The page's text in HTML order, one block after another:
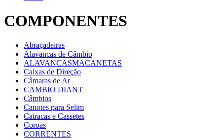
COMPONENTES
Abraçadeiras
Alavancas de Câmbio
ALAVANCASMACANETAS
Caixas de Direção
Câmaras de Ar
CAMBIO DIANT
Câmbios
Canotes para Selim
Catracas e Cassetes
Coroas
CORRENTES